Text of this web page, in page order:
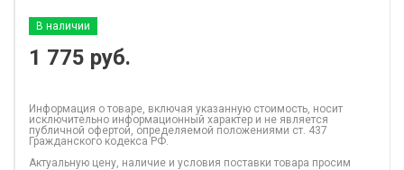
В наличии
1 775 руб.
Информация о товаре, включая указанную стоимость, носит
исключительно информационный характер и не является
публичной офертой, определяемой положениями ст. 437
Гражданского кодекса РФ.
Актуальную цену, наличие и условия поставки товара просим